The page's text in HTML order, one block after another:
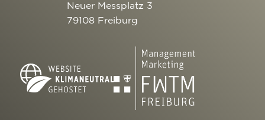
Neuer Messplatz 3
79108 Freiburg